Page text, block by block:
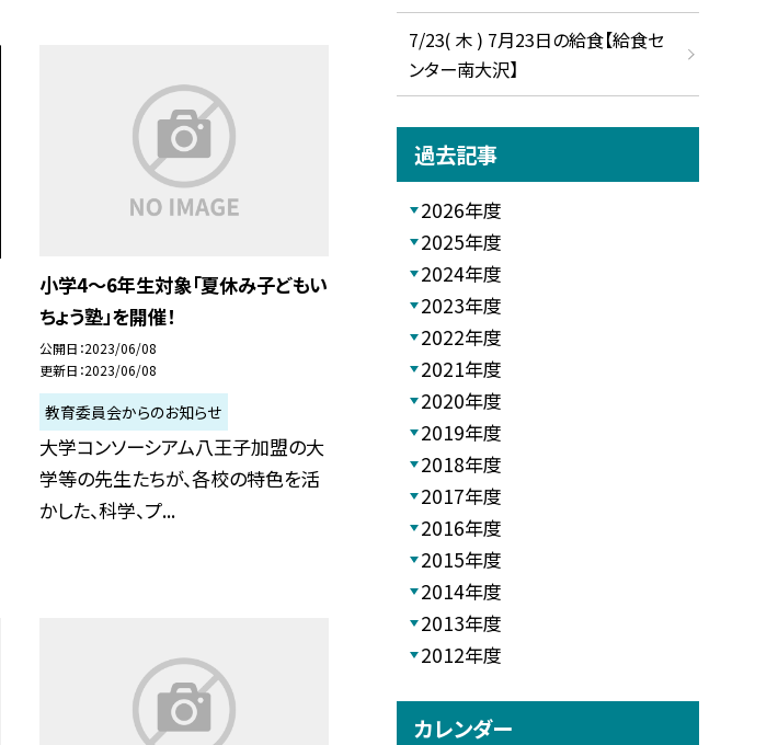
小学4〜6年生対象「夏休み子どもい
ちょう塾」を開催！
公開日 2023/06/08
更新日 2023/06/08
教育委員会からのお知らせ
大学コンソーシアム八王子加盟の大
学等の先生たちが、各校の特色を活
かした、科学、プ...
7/23( 木 ) 7月23日の給食【給食セ
ンター南大沢】
過去記事
2026年度
2025年度
2024年度
2023年度
2022年度
2021年度
2020年度
2019年度
2018年度
2017年度
2016年度
2015年度
2014年度
2013年度
2012年度
カレンダー